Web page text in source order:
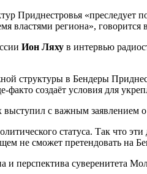
Приднестровья «преследует
властями региона», говорится
Ион Ляху в интервью
структуры в Бендеры
создаёт условия для
выступил с важным заявлением
статуса. Так что
не сможет претендовать на
и перспектива